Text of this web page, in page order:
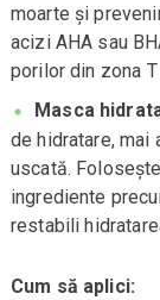
moarte și
acizi AHA sau
porilor din zona
Masca
de hidratare, mai
uscată.
ingrediente
restabili
Cum să aplici: